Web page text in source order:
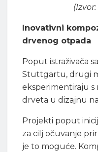
Inovativni
drvenog otpada
Poput istraživača
Stuttgartu, drugi
eksperimentiraju s
drveta u dizajnu
Projekti poput
za cilj očuvanje
je to moguće.